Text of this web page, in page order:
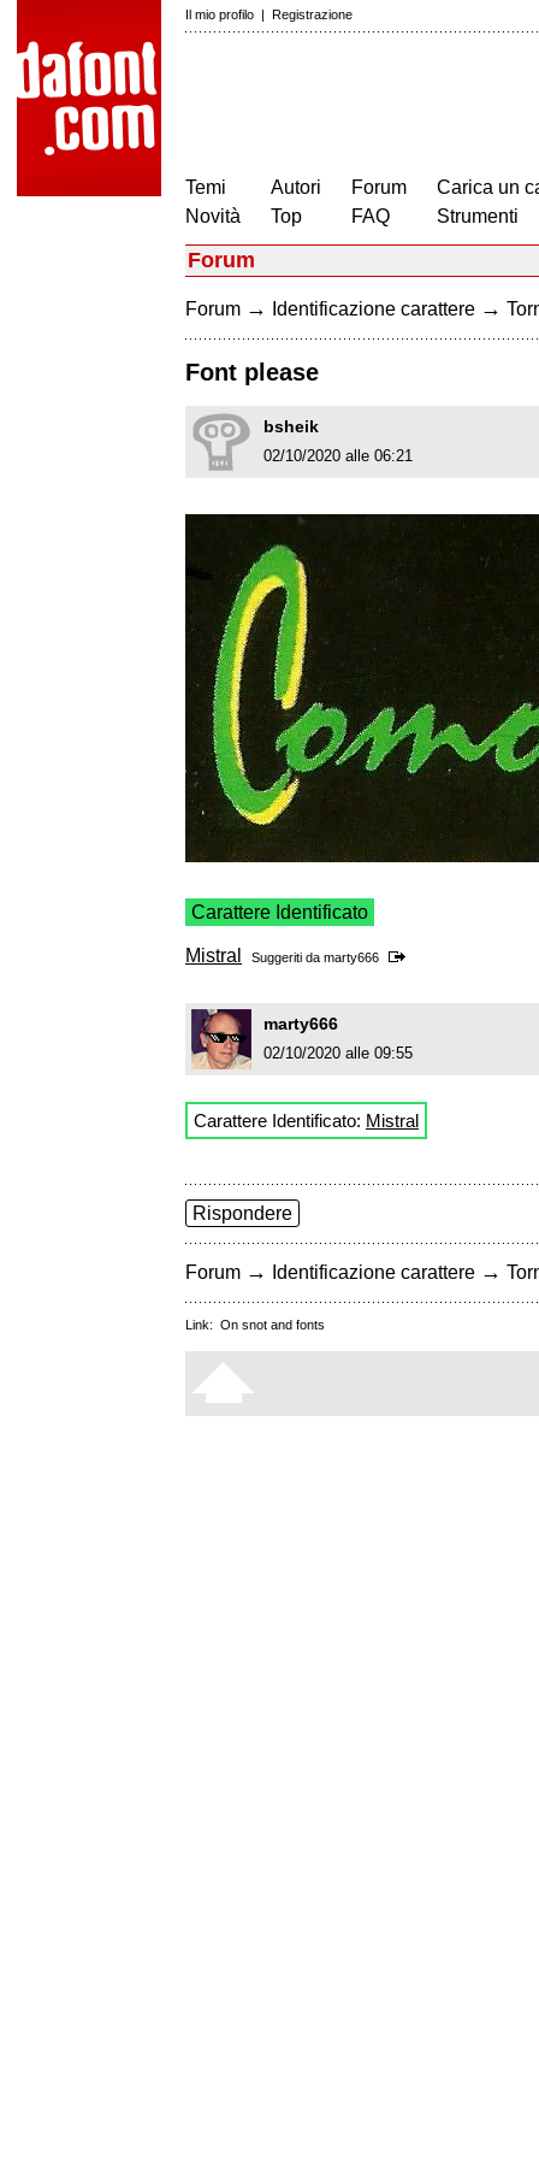
Il mio profilo | Registrazione
Temi
Novità
Autori
Top
Forum
FAQ
Carica un
Strumenti
Forum
Forum → Identificazione carattere →
Font please
bsheik
02/10/2020 alle 06:21
Carattere Identificato
Mistral Suggeriti da marty666
marty666
02/10/2020 alle 09:55
Carattere Identificato: Mistral
Rispondere
Forum → Identificazione carattere →
Link: On snot and fonts